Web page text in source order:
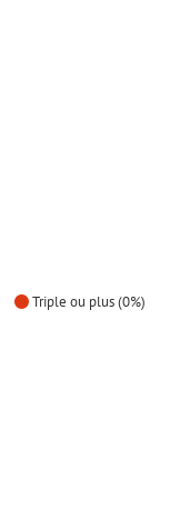
Triple ou plus (0%)